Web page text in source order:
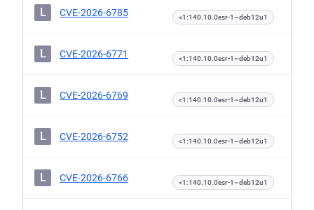
L CVE-2026-6785 <1:140.10.0esr-1~deb12u1
L CVE-2026-6771 <1:140.10.0esr-1~deb12u1
L CVE-2026-6769 <1:140.10.0esr-1~deb12u1
L CVE-2026-6752 <1:140.10.0esr-1~deb12u1
L CVE-2026-6766 <1:140.10.0esr-1~deb12u1